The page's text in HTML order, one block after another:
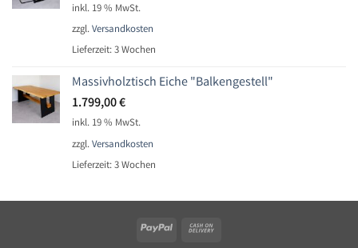
inkl. 19 % MwSt.
zzgl.Versandkosten
Lieferzeit:3 Wochen
Massivholztisch Eiche "Balkengestell"
1.799,00€
inkl. 19 % MwSt.
zzgl.Versandkosten
Lieferzeit:3 Wochen
PayPal